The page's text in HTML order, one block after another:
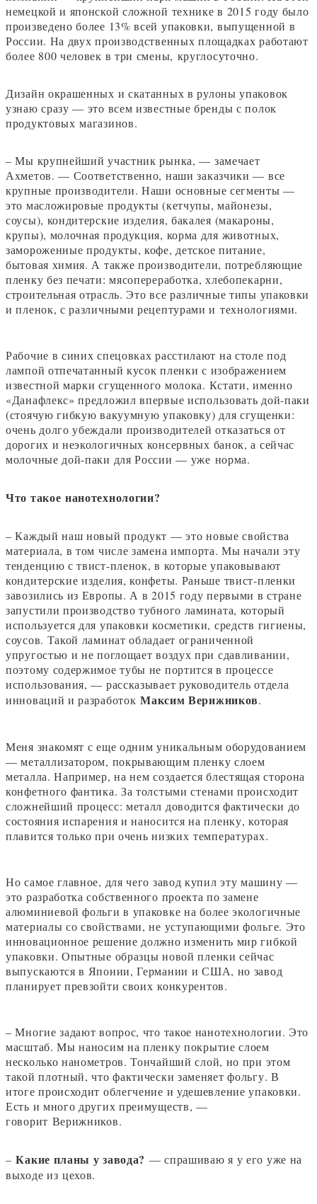
немецкой и японской сложной технике в 2015 году было
произведено более 13% всей упаковки, выпущенной в
России. На двух производственных площадках работают
более 800 человек в три смены, круглосуточно.
Дизайн окрашенных и скатанных в рулоны упаковок
узнаю сразу — это всем известные бренды с полок
продуктовых магазинов.
– Мы крупнейший участник рынка, — замечает
Ахметов. — Соответственно, наши заказчики — все
крупные производители. Наши основные сегменты —
это масложировые продукты (кетчупы, майонезы,
соусы), кондитерские изделия, бакалея (макароны,
крупы), молочная продукция, корма для животных,
замороженные продукты, кофе, детское питание,
бытовая химия. А также производители, потребляющие
пленку без печати: мясопереработка, хлебопекарни,
строительная отрасль. Это все различные типы упаковки
и пленок, с различными рецептурами и технологиями.
Рабочие в синих спецовках расстилают на столе под
лампой отпечатанный кусок пленки с изображением
известной марки сгущенного молока. Кстати, именно
«Данафлекс» предложил впервые использовать дой-паки
(стоячую гибкую вакуумную упаковку) для сгущенки:
очень долго убеждали производителей отказаться от
дорогих и неэкологичных консервных банок, а сейчас
молочные дой-паки для России — уже норма.
Что такое нанотехнологии?
– Каждый наш новый продукт — это новые свойства
материала, в том числе замена импорта. Мы начали эту
тенденцию с твист-пленок, в которые упаковывают
кондитерские изделия, конфеты. Раньше твист-пленки
завозились из Европы. А в 2015 году первыми в стране
запустили производство тубного ламината, который
используется для упаковки косметики, средств гигиены,
соусов. Такой ламинат обладает ограниченной
упругостью и не поглощает воздух при сдавливании,
поэтому содержимое тубы не портится в процессе
использования, — рассказывает руководитель отдела
инноваций и разработокМаксим Верижников.
Меня знакомят с еще одним уникальным оборудованием
— металлизатором, покрывающим пленку слоем
металла. Например, на нем создается блестящая сторона
конфетного фантика. За толстыми стенами происходит
сложнейший процесс: металл доводится фактически до
состояния испарения и наносится на пленку, которая
плавится только при очень низких температурах.
Но самое главное, для чего завод купил эту машину —
это разработка собственного проекта по замене
алюминиевой фольги в упаковке на более экологичные
материалы со свойствами, не уступающими фольге. Это
инновационное решение должно изменить мир гибкой
упаковки. Опытные образцы новой пленки сейчас
выпускаются в Японии, Германии и США, но завод
планирует превзойти своих конкурентов.
– Многие задают вопрос, что такое нанотехнологии. Это
масштаб. Мы наносим на пленку покрытие слоем
несколько нанометров. Тончайший слой, но при этом
такой плотный, что фактически заменяет фольгу. В
итоге происходит облегчение и удешевление упаковки.
Есть и много других преимуществ, —
говорит Верижников.
–Какие планы у завода? — спрашиваю я у его уже на
выходе из цехов.